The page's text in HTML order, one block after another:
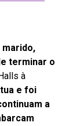
terminar o
à
e foi
a